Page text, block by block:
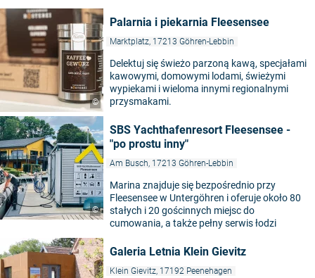
©
Palarnia i piekarnia Fleesensee
Marktplatz, 17213 Göhren-Lebbin
Delektuj się świeżo parzoną kawą, specjałami
kawowymi, domowymi lodami, świeżymi
wypiekami i wieloma innymi regionalnymi
przysmakami.
©
SBS Yachthafenresort Fleesensee -
"po prostu inny"
Am Busch, 17213 Göhren-Lebbin
Marina znajduje się bezpośrednio przy
Fleesensee w Untergöhren i oferuje około 80
stałych i 20 gościnnych miejsc do
cumowania, a także pełny serwis łodzi
Galeria Letnia Klein Gievitz
Klein Gievitz, 17192 Peenehagen